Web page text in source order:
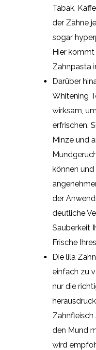
Tabak,
der Zähne
sogar
Hier
Zahnpasta
Darüber
Whitening
wirksam,
erfrischen.
Minze und
können und
der
deutliche
Sauberkeit
Frische
Die lila
einfach zu
nur die
den Mund
wird